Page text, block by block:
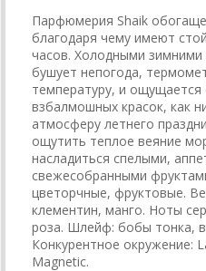
Парфюмерия Shaik
благодаря чему имеют
часов. Холодными зимними
бушует непогода,
температуру, и ощущается
взбалмошных красок, как
атмосферу летнего
ощутить теплое веяние
насладиться спелыми,
свежесобранными
цветорчные, фруктовые.
клементин, манго. Ноты
роза. Шлейф: бобы тонка,
Конкурентное окружение:
Magnetic.